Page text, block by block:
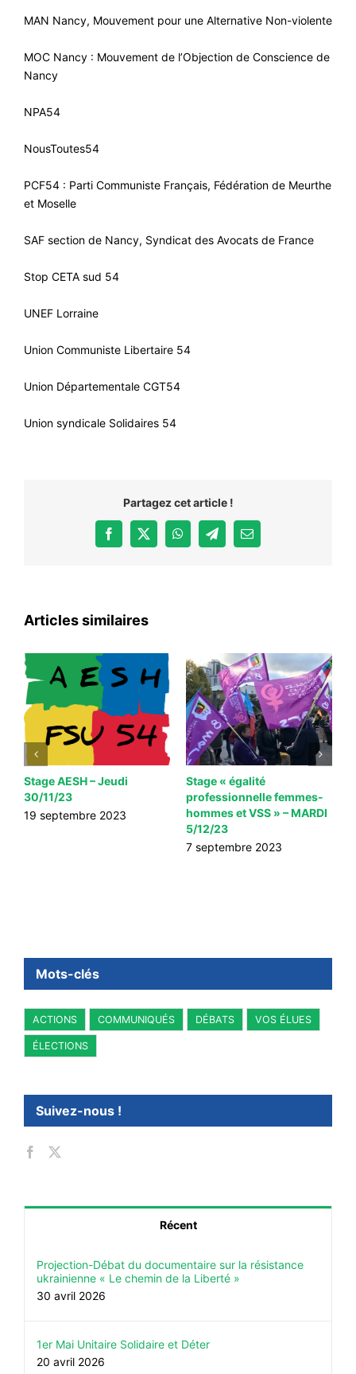
MAN Nancy, Mouvement pour une Alternative Non-violente
MOC Nancy : Mouvement de l’Objection de Conscience de
Nancy
NPA54
NousToutes54
PCF54 : Parti Communiste Français, Fédération de Meurthe
et Moselle
SAF section de Nancy, Syndicat des Avocats de France
Stop CETA sud 54
UNEF Lorraine
Union Communiste Libertaire 54
Union Départementale CGT54
Union syndicale Solidaires 54
Partagez cet article !
Facebook
X WhatsAppTelegramEmail
Articles similaires
Stage AESH – Jeudi
30/11/23
19 septembre 2023
Stage « égalité
professionnelle femmes-
hommes et VSS » – MARDI
5/12/23
7 septembre 2023
Mots-clés
ACTIONS COMMUNIQUÉS DÉBATS VOS ÉLUES
ÉLECTIONS
Suivez-nous !
Récent
Projection-Débat du documentaire sur la résistance
ukrainienne « Le chemin de la Liberté »
30 avril 2026
1er Mai Unitaire Solidaire et Déter
20 avril 2026